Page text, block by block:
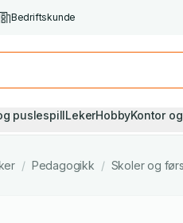
Bedriftskunde
puslespillLekerHobbyKontor
/ Pedagogikk / Skoler og